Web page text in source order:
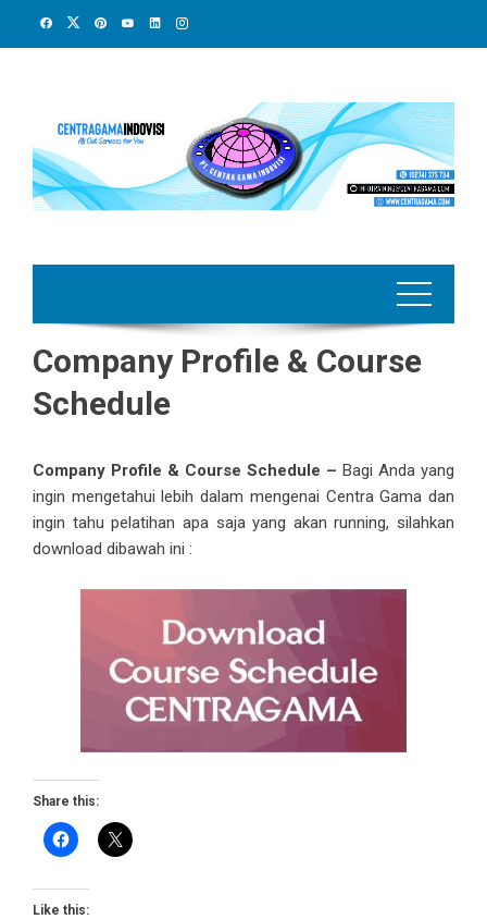
Company Profile & Course
Schedule
Company Profile & Course Schedule – Bagi Anda yang
ingin mengetahui lebih dalam mengenai Centra Gama dan
ingin tahu pelatihan apa saja yang akan running, silahkan
download dibawah ini :
Share this:
Like this: